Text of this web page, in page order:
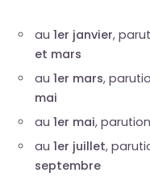
au 1er janvier,
et mars
au 1er mars,
mai
au 1er mai,
au 1er juillet,
septembre